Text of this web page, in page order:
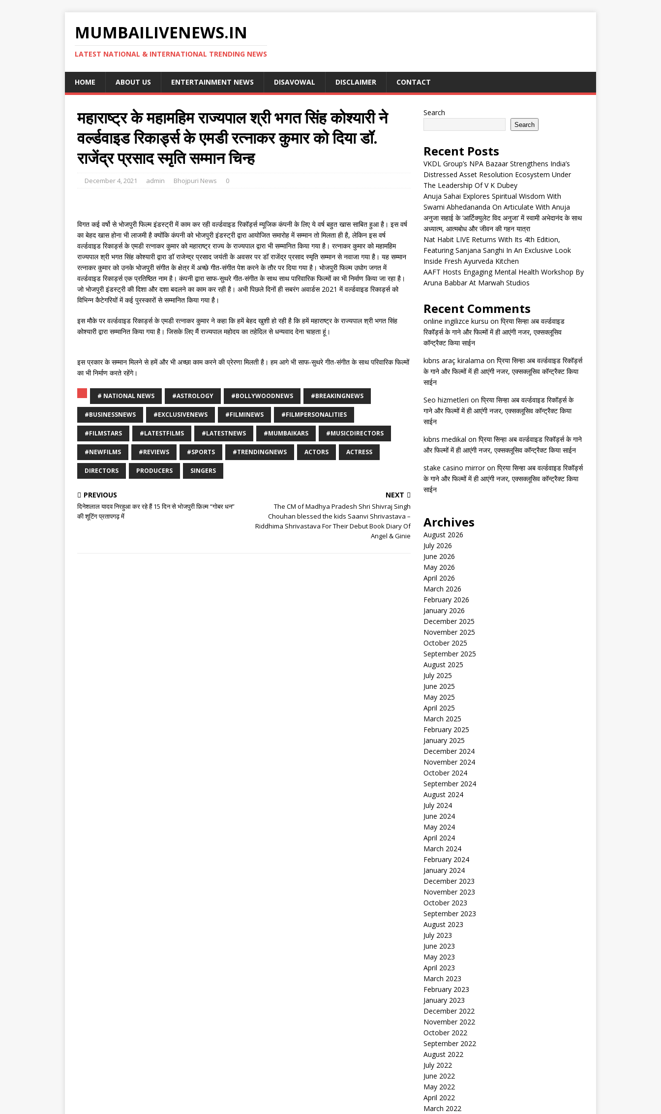
MUMBAILIVENEWS.IN
LATEST NATIONAL & INTERNATIONAL TRENDING NEWS
HOME ABOUT US ENTERTAINMENT NEWS DISAVOWAL DISCLAIMER CONTACT
महाराष्ट्र के महामहिम राज्यपाल श्री भगत सिंह कोश्यारी ने
वर्ल्डवाइड रिकार्ड्स के एमडी रत्नाकर कुमार को दिया डॉ.
राजेंद्र प्रसाद स्मृति सम्मान चिन्ह
December 4, 2021 admin Bhojpuri News 0
विगत कई वर्षो से भोजपुरी फिल्म इंडस्ट्री में काम कर रही वर्ल्डवाइड रिकॉर्ड्स म्यूजिक कंपनी के लिए ये वर्ष बहुत खास साबित हुआ है। इस वर्ष
का बेहद खास होना भी लाजमी है क्योंकि कंपनी को भोजपुरी इंडस्ट्री द्वारा आयोजित समारोह में सम्मान तो मिलता ही है, लेकिन इस वर्ष
वर्ल्डवाइड रिकार्ड्स के एमडी रत्नाकर कुमार को महाराष्ट्र राज्य के राज्यपाल द्वारा भी सम्मानित किया गया है। रत्नाकर कुमार को महामहिम
राज्यपाल श्री भगत सिंह कोश्यारी द्वारा डॉ राजेन्द्र प्रसाद जयंती के अवसर पर डॉ राजेंद्र प्रसाद स्मृति सम्मान से नवाजा गया है। यह सम्मान
रत्नाकर कुमार को उनके भोजपुरी संगीत के क्षेत्र में अच्छे गीत-संगीत पेश करने के तौर पर दिया गया है। भोजपुरी फिल्म उघोग जगत में
वर्ल्डवाइड रिकार्ड्स एक प्रतिष्ठित नाम है। कंपनी द्वारा साफ-सुथरे गीत-संगीत के साथ साथ पारिवारिक फिल्मों का भी निर्माण किया जा रहा है।
जो भोजपुरी इंडस्ट्री की दिशा और दशा बदलने का काम कर रही है। अभी पिछले दिनों ही सबरंग अवार्डस 2021 में वर्ल्डवाइड रिकार्ड्स को
विभिन्न कैटेगरियों में कई पुरस्कारों से सम्मानित किया गया है।
इस मौके पर वर्ल्डवाइड रिकार्ड्स के एमडी रत्नाकर कुमार ने कहा कि हमें बेहद खुशी हो रही है कि हमें महाराष्ट्र के राज्यपाल श्री भगत सिंह
कोश्यारी द्वारा सम्मानित किया गया है। जिसके लिए मैं राज्यपाल महोदय का तहेदिल से धन्यवाद देना चाहता हूं।
इस प्रकार के सम्मान मिलने से हमें और भी अच्छा काम करने की प्रेरणा मिलती है। हम आगे भी साफ-सुथरे गीत-संगीत के साथ परिवारिक फिल्मों
का भी निर्माण करते रहेंगे।
# NATIONAL NEWS #ASTROLOGY #BOLLYWOODNEWS #BREAKINGNEWS
#BUSINESSNEWS #EXCLUSIVENEWS #FILMINEWS #FILMPERSONALITIES
#FILMSTARS #LATESTFILMS #LATESTNEWS #MUMBAIKARS #MUSICDIRECTORS
#NEWFILMS #REVIEWS #SPORTS #TRENDINGNEWS ACTORS ACTRESS
DIRECTORS PRODUCERS SINGERS
PREVIOUS
दिनेशलाल यादव निरहुआ कर रहे हैं 15 दिन से भोजपुरी फ़िल्म “गोबर धन”
की शूटिंग प्रतापगढ़ में
NEXT
The CM of Madhya Pradesh Shri Shivraj Singh
Chouhan blessed the kids Saanvi Shrivastava –
Riddhima Shrivastava For Their Debut Book Diary Of
Angel & Ginie
Search
Search
Recent Posts
VKDL Group’s NPA Bazaar Strengthens India’s
Distressed Asset Resolution Ecosystem Under
The Leadership Of V K Dubey
Anuja Sahai Explores Spiritual Wisdom With
Swami Abhedananda On Articulate With Anuja
अनुजा सहाई के ‘आर्टिक्युलेट विद अनुजा’ में स्वामी अभेदानंद के साथ
अध्यात्म, आत्मबोध और जीवन की गहन यात्रा
Nat Habit LIVE Returns With Its 4th Edition,
Featuring Sanjana Sanghi In An Exclusive Look
Inside Fresh Ayurveda Kitchen
AAFT Hosts Engaging Mental Health Workshop By
Aruna Babbar At Marwah Studios
Recent Comments
online ingilizce kursu on प्रिया सिन्हा अब वर्ल्डवाइड
रिकॉर्ड्स के गाने और फिल्मों में ही आएंगी नजर, एक्सक्लूसिव
कॉन्ट्रैक्ट किया साईन
kıbrıs araç kiralama on प्रिया सिन्हा अब वर्ल्डवाइड रिकॉर्ड्स
के गाने और फिल्मों में ही आएंगी नजर, एक्सक्लूसिव कॉन्ट्रैक्ट किया
साईन
Seo hizmetleri on प्रिया सिन्हा अब वर्ल्डवाइड रिकॉर्ड्स के
गाने और फिल्मों में ही आएंगी नजर, एक्सक्लूसिव कॉन्ट्रैक्ट किया
साईन
kıbrıs medikal on प्रिया सिन्हा अब वर्ल्डवाइड रिकॉर्ड्स के गाने
और फिल्मों में ही आएंगी नजर, एक्सक्लूसिव कॉन्ट्रैक्ट किया साईन
stake casino mirroron प्रिया सिन्हा अब वर्ल्डवाइड रिकॉर्ड्स
के गाने और फिल्मों में ही आएंगी नजर, एक्सक्लूसिव कॉन्ट्रैक्ट किया
साईन
Archives
August 2026
July 2026
June 2026
May 2026
April 2026
March 2026
February 2026
January 2026
December 2025
November 2025
October 2025
September 2025
August 2025
July 2025
June 2025
May 2025
April 2025
March 2025
February 2025
January 2025
December 2024
November 2024
October 2024
September 2024
August 2024
July 2024
June 2024
May 2024
April 2024
March 2024
February 2024
January 2024
December 2023
November 2023
October 2023
September 2023
August 2023
July 2023
June 2023
May 2023
April 2023
March 2023
February 2023
January 2023
December 2022
November 2022
October 2022
September 2022
August 2022
July 2022
June 2022
May 2022
April 2022
March 2022